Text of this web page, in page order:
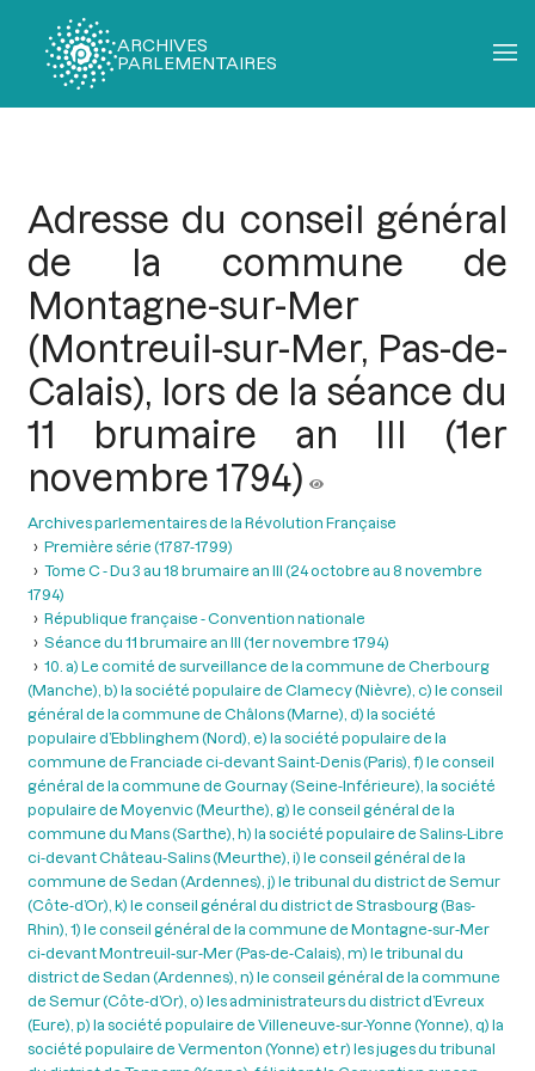
ARCHIVES
PARLEMENTAIRES
Adresse du conseil général
de la commune de
Montagne-sur-Mer
(Montreuil-sur-Mer, Pas-de-
Calais), lors de la séance du
11 brumaire an III (1er
novembre 1794)
Archives parlementaires de la Révolution Française
Première série (1787-1799)
Tome C - Du 3 au 18 brumaire an III (24 octobre au 8 novembre
1794)
République française - Convention nationale
Séance du 11 brumaire an III (1er novembre 1794)
10. a) Le comité de surveillance de la commune de Cherbourg
(Manche), b) la société populaire de Clamecy (Nièvre), c) le conseil
général de la commune de Châlons (Marne), d) la société
populaire d’Ebblinghem (Nord), e) la société populaire de la
commune de Franciade ci-devant Saint-Denis (Paris), f) le conseil
général de la commune de Gournay (Seine-Inférieure), la société
populaire de Moyenvic (Meurthe), g) le conseil général de la
commune du Mans (Sarthe), h) la société populaire de Salins-Libre
ci-devant Château-Salins (Meurthe), i) le conseil général de la
commune de Sedan (Ardennes), j) le tribunal du district de Semur
(Côte-d’Or), k) le conseil général du district de Strasbourg (Bas-
Rhin), 1) le conseil général de la commune de Montagne-sur-Mer
ci-devant Montreuil-sur-Mer (Pas-de-Calais), m) le tribunal du
district de Sedan (Ardennes), n) le conseil général de la commune
de Semur (Côte-d’Or), o) les administrateurs du district d’Evreux
(Eure), p) la société populaire de Villeneuve-sur-Yonne (Yonne), q) la
société populaire de Vermenton (Yonne) et r) les juges du tribunal